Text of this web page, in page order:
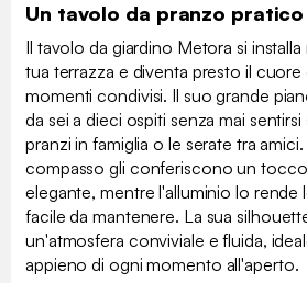
Un tavolo da pranzo pratico
Il tavolo da giardino Metora si
tua terrazza e diventa presto il cuore
momenti condivisi. Il suo grande
da sei a dieci ospiti senza mai
pranzi in famiglia o le serate tra
compasso gli conferiscono un
elegante, mentre l'alluminio lo rende
facile da mantenere. La sua
un'atmosfera conviviale e fluida,
appieno di ogni momento all'aperto.